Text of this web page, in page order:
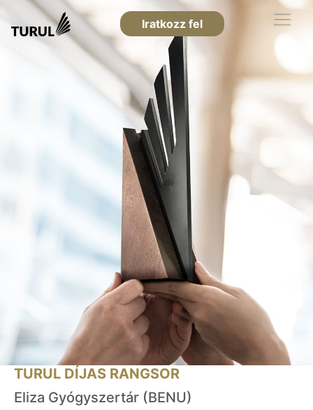
Iratkozz fel
TURUL DÍJAS RANGSOR
Eliza Gyógyszertár (BENU)